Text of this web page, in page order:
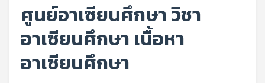
ศูนย์อาเซียนศึกษา วิชา
อาเซียนศึกษา เนื้อหา
อาเซียนศึกษา